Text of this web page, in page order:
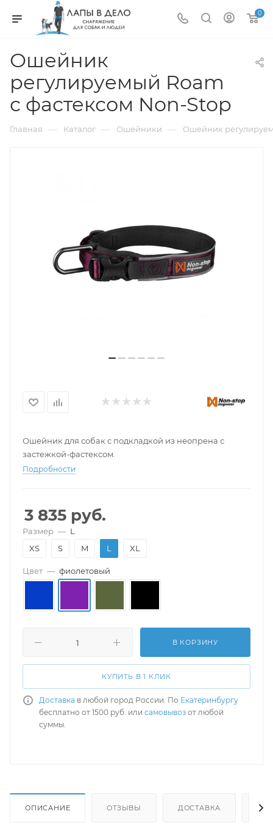
0
Ошейник
регулируемый Roam
с фастексом Non-Stop
Главная — Каталог — Ошейники — Ошейник
Ошейник для собак с подкладкой из неопрена с
застежкой-фастексом.
Подробности
3 835 руб.
Размер — L
XS
S M L XL
Цвет — фиолетовый
В КОРЗИНУ
КУПИТЬ В 1 КЛИК
Доставка в любой город России. По Екатеринбургу
бесплатно от 1500 руб. или самовывоз от любой
суммы.
ОПИСАНИЕ ОТЗЫВЫ ДОСТАВКА